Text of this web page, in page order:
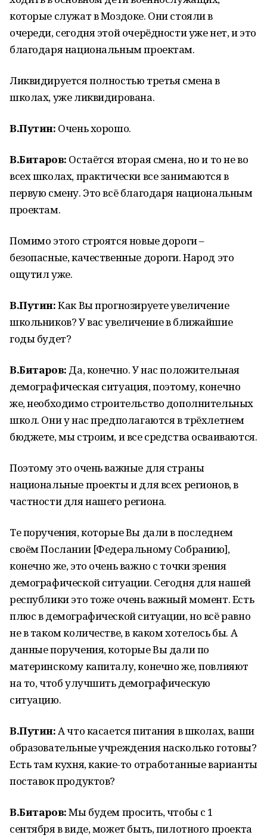
которые служат в Моздоке. Они стояли в
очереди, сегодня этой очерёдности уже нет, и это
благодаря национальным проектам.
Ликвидируется полностью третья смена в
школах, уже ликвидирована.
В.Путин: Очень хорошо.
В.Битаров: Остаётся вторая смена, но и то не во
всех школах, практически все занимаются в
первую смену. Это всё благодаря национальным
проектам.
Помимо этого строятся новые дороги –
безопасные, качественные дороги. Народ это
ощутил уже.
В.Путин:Как Вы прогнозируете увеличение
школьников? У вас увеличение в ближайшие
годы будет?
В.Битаров: Да, конечно. У нас положительная
демографическая ситуация, поэтому, конечно
же, необходимо строительство дополнительных
школ. Они у нас предполагаются в трёхлетнем
бюджете, мы строим, и все средства осваиваются.
Поэтому это очень важные для страны
национальные проекты и для всех регионов, в
частности для нашего региона.
Те поручения, которые Вы дали в последнем
своём Послании [Федеральному Собранию],
конечно же, это очень важно с точки зрения
демографической ситуации. Сегодня для нашей
республики это тоже очень важный момент. Есть
плюс в демографической ситуации, но всё равно
не в таком количестве, в каком хотелось бы. А
данные поручения, которые Вы дали по
материнскому капиталу, конечно же, повлияют
на то, чтоб улучшить демографическую
ситуацию.
В.Путин:А что касается питания в школах, ваши
образовательные учреждения насколько готовы?
Есть там кухня, какие-то отработанные варианты
поставок продуктов?
В.Битаров:Мы будем просить, чтобы с 1
сентября в виде, может быть, пилотного проекта